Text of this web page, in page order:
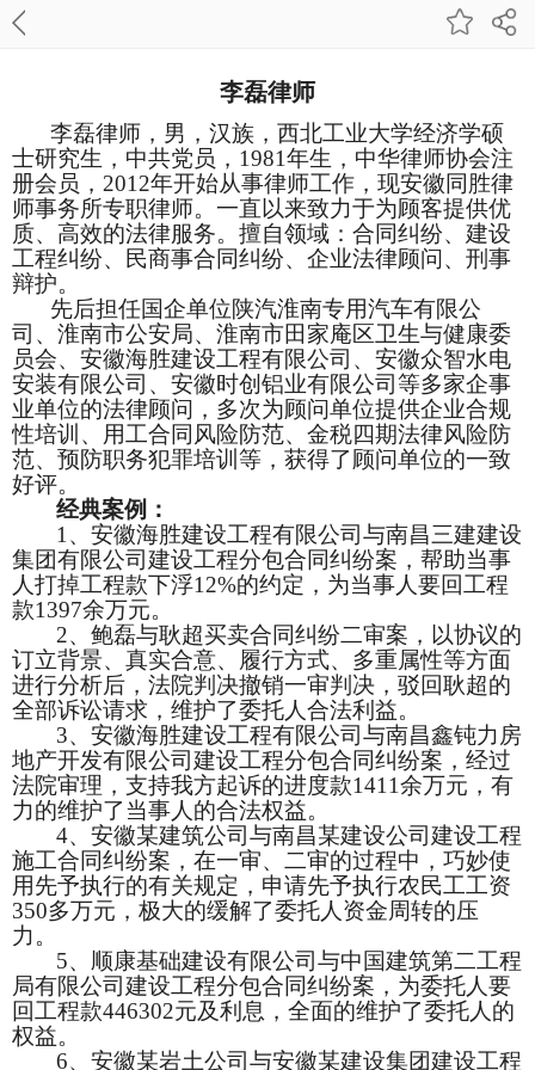
李磊律师
李磊律师，男，汉族，西北工业大学经济学硕
士研究生，中共党员， 1981年生，中华律师协会注
册会员，2012年开始从事律师工作，现安徽同胜律
师事务所专职律师。一直以来致力于为顾客提供优
质、高效的法律服务。擅自领域：合同纠纷、建设
工程纠纷、民商事合同纠纷、企业法律顾问、刑事
辩护。
先后担任国企单位陕汽淮南专用汽车有限公
司、淮南市公安局、淮南市田家庵区卫生与健康委
员会、安徽海胜建设工程有限公司、安徽众智水电
安装有限公司、安徽时创铝业有限公司等多家企事
业单位的法律顾问，多次为顾问单位提供企业合规
性培训、用工合同风险防范、金税四期法律风险防
范、预防职务犯罪培训等，获得了顾问单位的一致
好评。
经典案例：
1、 安徽海胜建设工程有限公司与南昌三建建设
集团有限公司建设工程分包合同纠纷案，帮助当事
人打掉工程款下浮12%的约定，为当事人要回工程
款1397余万元。
2、 鲍磊与耿超买卖合同纠纷二审案，以协议的
订立背景、真实合意、履行方式、多重属性等方面
进行分析后，法院判决撤销一审判决，驳回耿超的
全部诉讼请求，维护了委托人合法利益。
3、 安徽海胜建设工程有限公司与南昌鑫钝力房
地产开发有限公司建设工程分包合同纠纷案，经过
法院审理，支持我方起诉的进度款1411余万元，有
力的维护了当事人的合法权益。
4、 安徽某建筑公司与南昌某建设公司建设工程
施工合同纠纷案，在一审、二审的过程中，巧妙使
用先予执行的有关规定，申请先予执行农民工工资
350多万元，极大的缓解了委托人资金周转的压
力。
5、 顺康基础建设有限公司与中国建筑第二工程
局有限公司建设工程分包合同纠纷案 ，为委托人要
回工程款446302元及利息，全面的维护了委托人的
权益。
6、 安徽某岩土公司与安徽某建设集团建设工程